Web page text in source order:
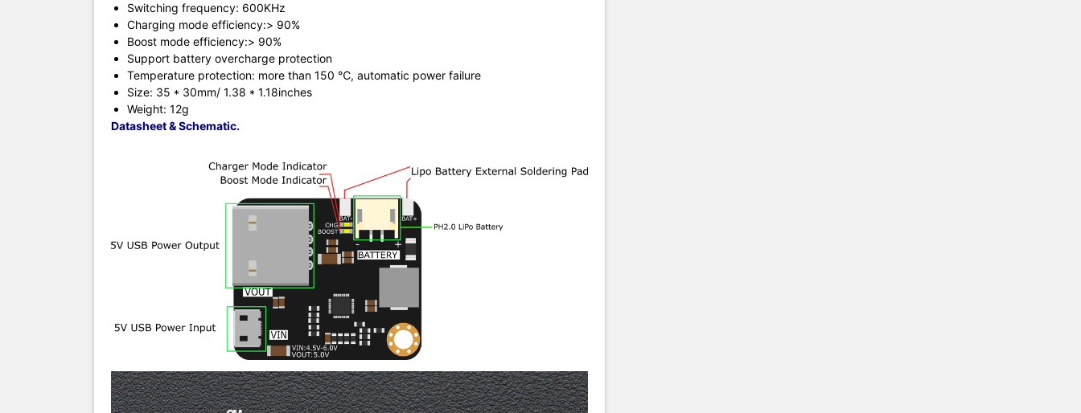
Switching frequency: 600KHz
Charging mode efficiency:> 90%
Boost mode efficiency:> 90%
Support battery overcharge protection
Temperature protection: more than 150 ℃, automatic power failure
Size: 35 * 30mm/ 1.38 * 1.18inches
Weight: 12g
Datasheet & Schematic.